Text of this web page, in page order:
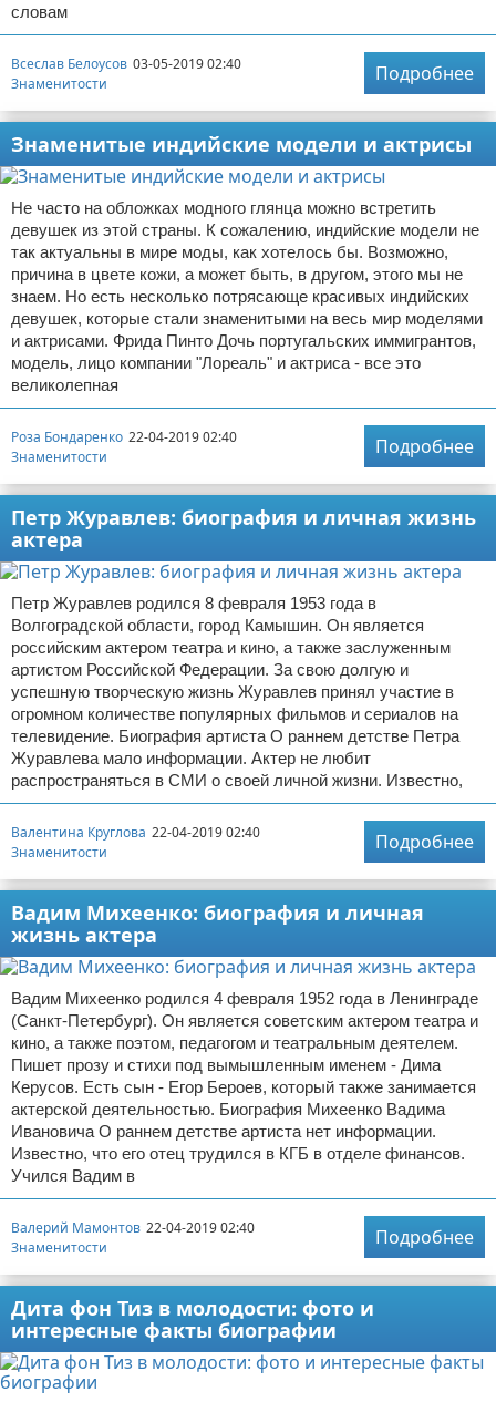
словам
Всеслав Белоусов 03-05-2019 02:40
Знаменитости
Подробнее
Знаменитые индийские модели и актрисы
Не часто на обложках модного глянца можно встретить
девушек из этой страны. К сожалению, индийские модели не
так актуальны в мире моды, как хотелось бы. Возможно,
причина в цвете кожи, а может быть, в другом, этого мы не
знаем. Но есть несколько потрясающе красивых индийских
девушек, которые стали знаменитыми на весь мир моделями
и актрисами. Фрида Пинто Дочь португальских иммигрантов,
модель, лицо компании "Лореаль" и актриса - все это
великолепная
Роза Бондаренко 22-04-2019 02:40
Знаменитости
Подробнее
Петр Журавлев: биография и личная жизнь
актера
Петр Журавлев родился 8 февраля 1953 года в
Волгоградской области, город Камышин. Он является
российским актером театра и кино, а также заслуженным
артистом Российской Федерации. За свою долгую и
успешную творческую жизнь Журавлев принял участие в
огромном количестве популярных фильмов и сериалов на
телевидение. Биография артиста О раннем детстве Петра
Журавлева мало информации. Актер не любит
распространяться в СМИ о своей личной жизни. Известно,
Валентина Круглова 22-04-2019 02:40
Знаменитости
Подробнее
Вадим Михеенко: биография и личная
жизнь актера
Вадим Михеенко родился 4 февраля 1952 года в Ленинграде
(Санкт-Петербург). Он является советским актером театра и
кино, а также поэтом, педагогом и театральным деятелем.
Пишет прозу и стихи под вымышленным именем - Дима
Керусов. Есть сын - Егор Бероев, который также занимается
актерской деятельностью. Биография Михеенко Вадима
Ивановича О раннем детстве артиста нет информации.
Известно, что его отец трудился в КГБ в отделе финансов.
Учился Вадим в
Валерий Мамонтов 22-04-2019 02:40
Знаменитости
Подробнее
Дита фон Тиз в молодости: фото и
интересные факты биографии